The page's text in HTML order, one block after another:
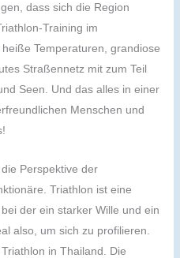
dass sich die Region
Training im
Temperaturen, grandiose
Straßennetz mit zum Teil
Seen. Und das alles in einer
Menschen und
Perspektive der
Triathlon ist eine
der ein starker Wille und ein
also, um sich zu profilieren.
in Thailand. Die